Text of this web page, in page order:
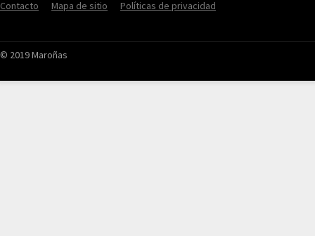
Contacto Mapa de sitio Políticas de privacidad
© 2019 Maroñas